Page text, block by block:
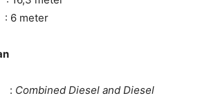
: Combined Diesel and Diesel